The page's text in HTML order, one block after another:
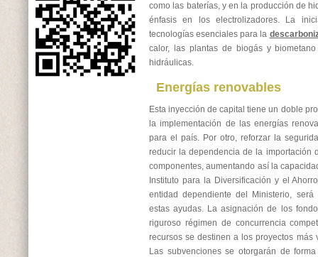
como las baterías, y en la producción de
énfasis en los electrolizadores. La
tecnologías esenciales para la
calor, las plantas de biogás y
hidráulicas.
Energías renovables
Esta inyección de capital tiene un doble
la implementación de las energías
para el país. Por otro, reforzar la
reducir la dependencia de la importación
componentes, aumentando así la
Instituto para la Diversificación y el
entidad dependiente del Ministerio,
estas ayudas. La asignación de los
riguroso régimen de concurrencia
recursos se destinen a los proyectos más
Las subvenciones se otorgarán de